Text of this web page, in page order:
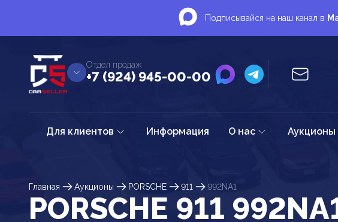
Подписывайся на наш канал в
Отдел продаж
+7 (924) 945-00-00
Для клиентов Информация О нас Аукционы
Главная Аукционы PORSCHE 911 992NA1
PORSCHE 911